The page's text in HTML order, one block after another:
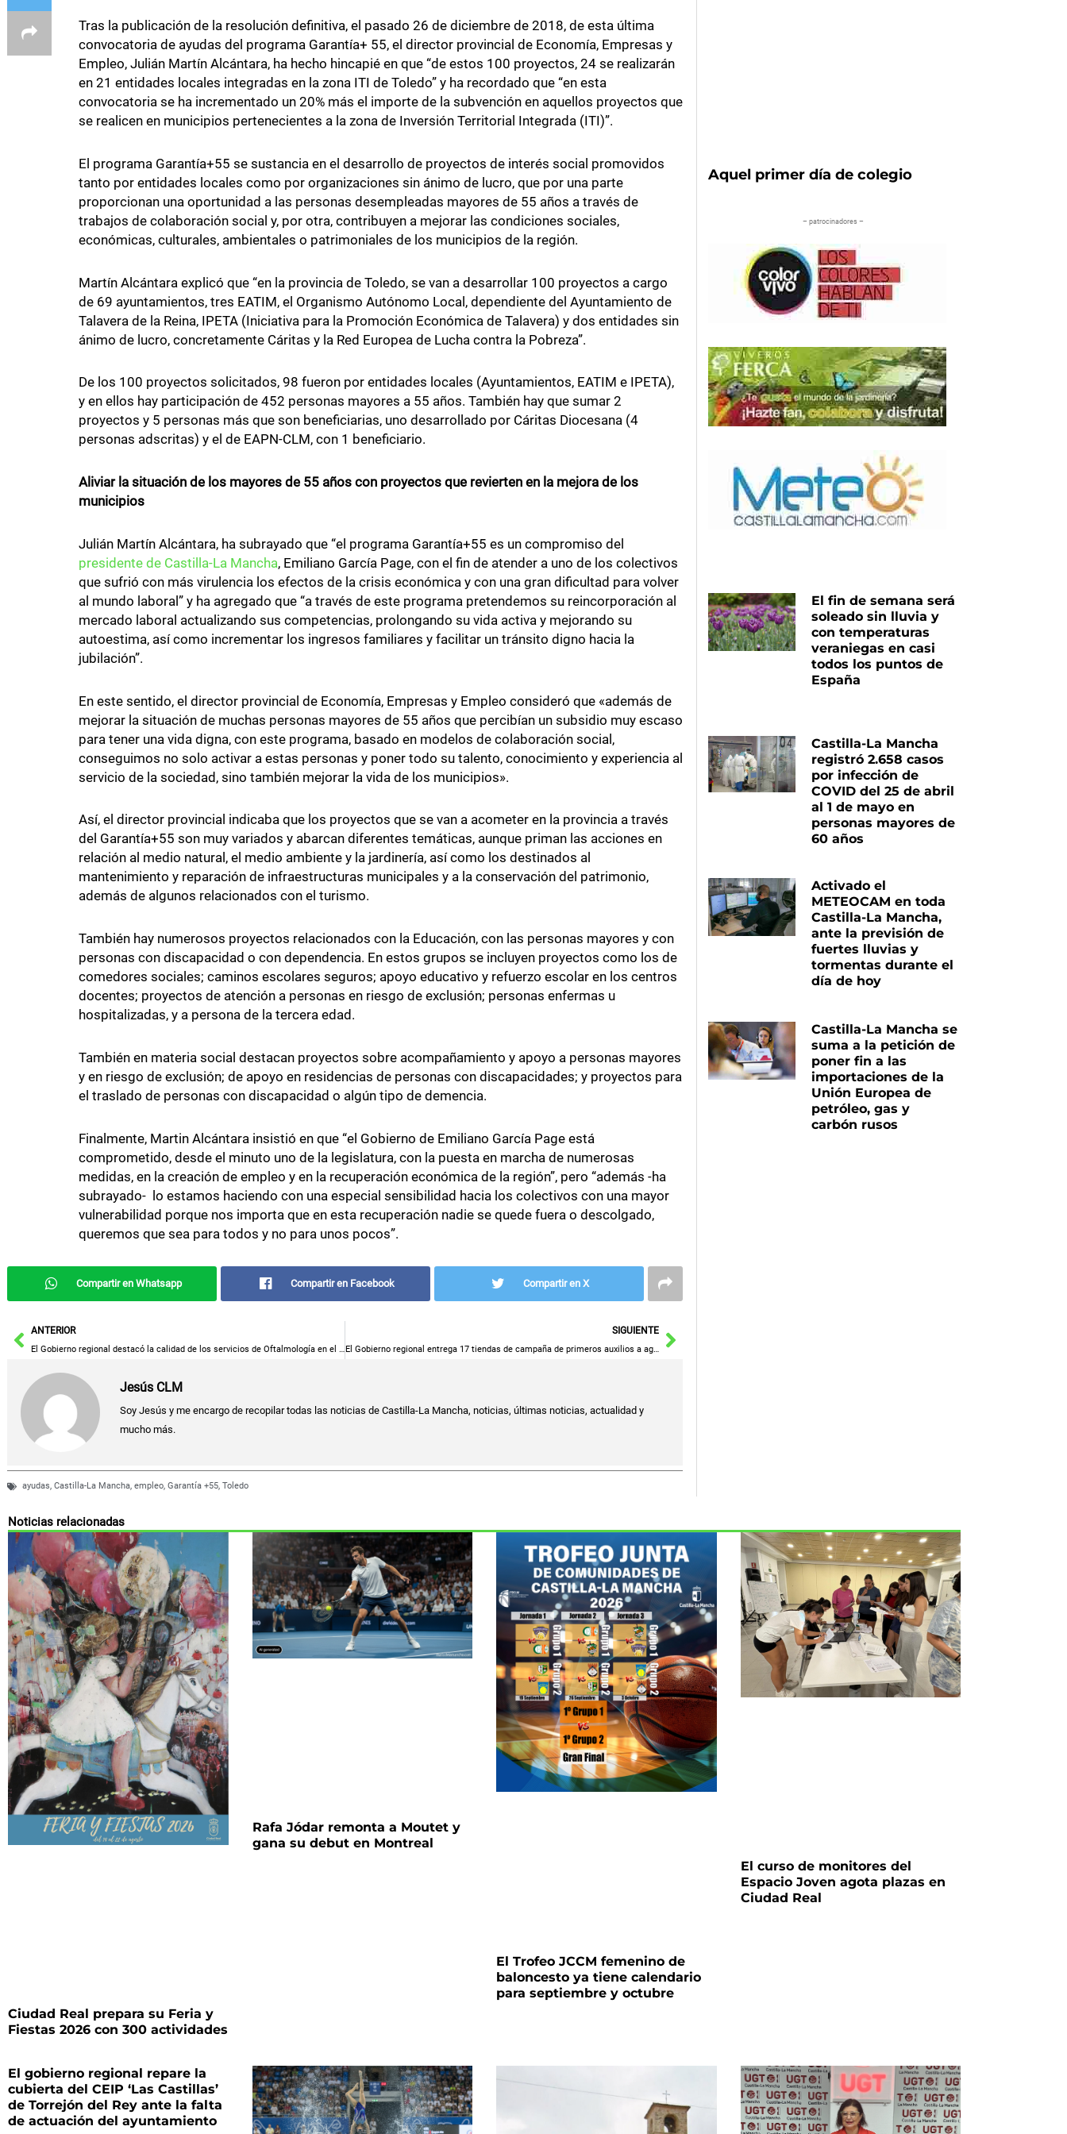
Tras la publicación de la resolución definitiva, el pasado 26 de diciembre de 2018, de esta última
convocatoria de ayudas del programa Garantía+ 55, el director provincial de Economía, Empresas y
Empleo, Julián Martín Alcántara, ha hecho hincapié en que “de estos 100 proyectos, 24 se realizarán
en 21 entidades locales integradas en la zona ITI de Toledo” y ha recordado que “en esta
convocatoria se ha incrementado un 20% más el importe de la subvención en aquellos proyectos que
se realicen en municipios pertenecientes a la zona de Inversión Territorial Integrada (ITI)”.
El programa Garantía+55 se sustancia en el desarrollo de proyectos de interés social promovidos
tanto por entidades locales como por organizaciones sin ánimo de lucro, que por una parte
proporcionan una oportunidad a las personas desempleadas mayores de 55 años a través de
trabajos de colaboración social y, por otra, contribuyen a mejorar las condiciones sociales,
económicas, culturales, ambientales o patrimoniales de los municipios de la región.
Martín Alcántara explicó que “en la provincia de Toledo, se van a desarrollar 100 proyectos a cargo
de 69 ayuntamientos, tres EATIM, el Organismo Autónomo Local, dependiente del Ayuntamiento de
Talavera de la Reina, IPETA (Iniciativa para la Promoción Económica de Talavera) y dos entidades sin
ánimo de lucro, concretamente Cáritas y la Red Europea de Lucha contra la Pobreza”.
De los 100 proyectos solicitados, 98 fueron por entidades locales (Ayuntamientos, EATIM e IPETA),
y en ellos hay participación de 452 personas mayores a 55 años. También hay que sumar 2
proyectos y 5 personas más que son beneficiarias, uno desarrollado por Cáritas Diocesana (4
personas adscritas) y el de EAPN-CLM, con 1 beneficiario.
Aliviar la situación de los mayores de 55 años con proyectos que revierten en la mejora de los
municipios
Julián Martín Alcántara, ha subrayado que “el programa Garantía+55 es un compromiso del
presidente de Castilla-La Mancha, Emiliano García Page, con el fin de atender a uno de los colectivos
que sufrió con más virulencia los efectos de la crisis económica y con una gran dificultad para volver
al mundo laboral” y ha agregado que “a través de este programa pretendemos su reincorporación al
mercado laboral actualizando sus competencias, prolongando su vida activa y mejorando su
autoestima, así como incrementar los ingresos familiares y facilitar un tránsito digno hacia la
jubilación”.
En este sentido, el director provincial de Economía, Empresas y Empleo consideró que «además de
mejorar la situación de muchas personas mayores de 55 años que percibían un subsidio muy escaso
para tener una vida digna, con este programa, basado en modelos de colaboración social,
conseguimos no solo activar a estas personas y poner todo su talento, conocimiento y experiencia al
servicio de la sociedad, sino también mejorar la vida de los municipios».
Así, el director provincial indicaba que los proyectos que se van a acometer en la provincia a través
del Garantía+55 son muy variados y abarcan diferentes temáticas, aunque priman las acciones en
relación al medio natural, el medio ambiente y la jardinería, así como los destinados al
mantenimiento y reparación de infraestructuras municipales y a la conservación del patrimonio,
además de algunos relacionados con el turismo.
También hay numerosos proyectos relacionados con la Educación, con las personas mayores y con
personas con discapacidad o con dependencia. En estos grupos se incluyen proyectos como los de
comedores sociales; caminos escolares seguros; apoyo educativo y refuerzo escolar en los centros
docentes; proyectos de atención a personas en riesgo de exclusión; personas enfermas u
hospitalizadas, y a persona de la tercera edad.
También en materia social destacan proyectos sobre acompañamiento y apoyo a personas mayores
y en riesgo de exclusión; de apoyo en residencias de personas con discapacidades; y proyectos para
el traslado de personas con discapacidad o algún tipo de demencia.
Finalmente, Martin Alcántara insistió en que “el Gobierno de Emiliano García Page está
comprometido, desde el minuto uno de la legislatura, con la puesta en marcha de numerosas
medidas, en la creación de empleo y en la recuperación económica de la región”, pero “además -ha
subrayado- lo estamos haciendo con una especial sensibilidad hacia los colectivos con una mayor
vulnerabilidad porque nos importa que en esta recuperación nadie se quede fuera o descolgado,
queremos que sea para todos y no para unos pocos”.
Compartir en Whatsapp Compartir en Facebook Compartir en X
AntANTERIOR
El Gobierno regional destacó la calidad de los servicios de Oftalmología en el sistema sanitario de Castilla-La Mancha
SIGUIENTE
El Gobierno regional entrega 17 tiendas de campaña de primeros auxilios a agrupaciones de voluntarios de Protección Civil en Toledo
Siguiente
Jesús CLM
Soy Jesús y me encargo de recopilar todas las noticias de Castilla-La Mancha, noticias, últimas noticias, actualidad y
mucho más.
ayudas, Castilla-La Mancha, empleo, Garantía +55, Toledo
Aquel primer día de colegio
– patrocinadores –
El fin de semana será
soleado sin lluvia y
con temperaturas
veraniegas en casi
todos los puntos de
España
Castilla-La Mancha
registró 2.658 casos
por infección de
COVID del 25 de abril
al 1 de mayo en
personas mayores de
60 años
Activado el
METEOCAM en toda
Castilla-La Mancha,
ante la previsión de
fuertes lluvias y
tormentas durante el
día de hoy
Castilla-La Mancha se
suma a la petición de
poner fin a las
importaciones de la
Unión Europea de
petróleo, gas y
carbón rusos
Noticias relacionadas
Ciudad Real prepara su Feria y
Fiestas 2026 con 300 actividades
Rafa Jódar remonta a Moutet y
gana su debut en Montreal
El Trofeo JCCM femenino de
baloncesto ya tiene calendario
para septiembre y octubre
El curso de monitores del
Espacio Joven agota plazas en
Ciudad Real
El gobierno regional repare la
cubierta del CEIP ‘Las Castillas’
de Torrejón del Rey ante la falta
de actuación del ayuntamiento